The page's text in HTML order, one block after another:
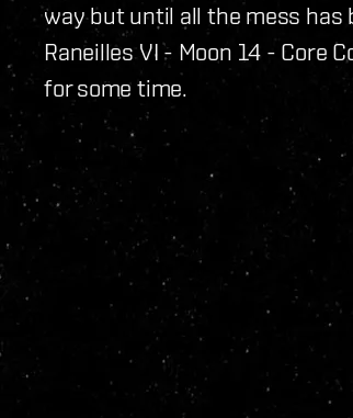
way but until all the mess has
Raneilles VI - Moon 14 - Core
for some time.